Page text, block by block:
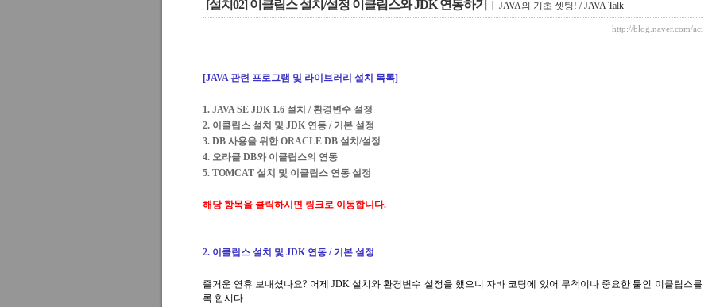
[설치02] 이클립스 설치/설정 이클립스와 JDK 연동하기 JAVA의 기초 셋팅! /JAVA Talk
http://blog.naver.com/
[JAVA 관련 프로그램 및 라이브러리 설치 목록]
1. JAVA SE JDK 1.6 설치 / 환경변수 설정
2. 이클립스 설치 및 JDK 연동 / 기본 설정
3. DB 사용을 위한 ORACLE DB 설치/설정
4. 오라클 DB와 이클립스의 연동
5. TOMCAT 설치 및 이클립스 연동 설정
해당 항목을 클릭하시면 링크로 이동합니다.
2. 이클립스 설치 및 JDK 연동 / 기본 설정
즐거운 연휴 보내셨나요? 어제 JDK 설치와 환경변수 설정을 했으니 자바 코딩에 있어 무척이나 중요한 툴인 이클립스를
록 합시다.